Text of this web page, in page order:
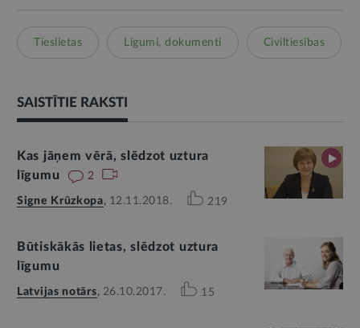
Tieslietas Līgumi, dokumenti Civiltiesības
SAISTĪTIE RAKSTI
Kas jāņem vērā, slēdzot uztura
līgumu
2
Signe Krūzkopa, 12.11.2018. 219
Būtiskākās lietas, slēdzot uztura
līgumu
Latvijas notārs, 26.10.2017. 15